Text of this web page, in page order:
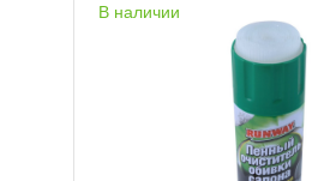
наличии